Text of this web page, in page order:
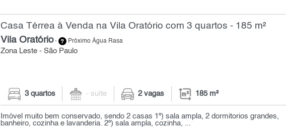
Casa Térrea à Venda na Vila Oratório com 3 quartos - 185 m²
Vila Oratório- Próximo Água Rasa
Zona Leste - São Paulo
3 quartos - suíte 2 vagas 185 m²
Imóvel muito bem conservado, sendo 2 casas 1º) sala ampla, 2 dormitorios grandes,
banheiro, cozinha e lavanderia. 2º) sala ampla, cozinha, ...